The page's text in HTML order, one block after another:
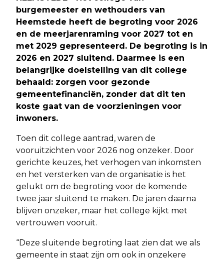
burgemeester en wethouders van
Heemstede heeft de begroting voor 2026
en de meerjarenraming voor 2027 tot en
met 2029 gepresenteerd. De begroting is in
2026 en 2027 sluitend. Daarmee is een
belangrijke doelstelling van dit college
behaald: zorgen voor gezonde
gemeentefinanciën, zonder dat dit ten
koste gaat van de voorzieningen voor
inwoners.
Toen dit college aantrad, waren de
vooruitzichten voor 2026 nog onzeker. Door
gerichte keuzes, het verhogen van inkomsten
en het versterken van de organisatie is het
gelukt om de begroting voor de komende
twee jaar sluitend te maken. De jaren daarna
blijven onzeker, maar het college kijkt met
vertrouwen vooruit.
“Deze sluitende begroting laat zien dat we als
gemeente in staat zijn om ook in onzekere